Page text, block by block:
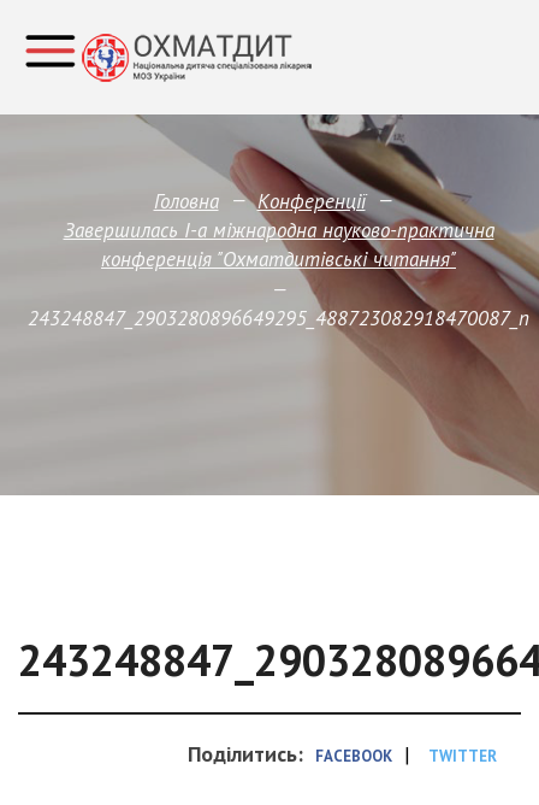
Головна — Конференції —
Завершилась І-а міжнародна науково-практична
конференція "Охматдитівські читання"
—
243248847_2903280896649295_488723082918470087_n
Поділитись: FACEBOOK | TWITTER